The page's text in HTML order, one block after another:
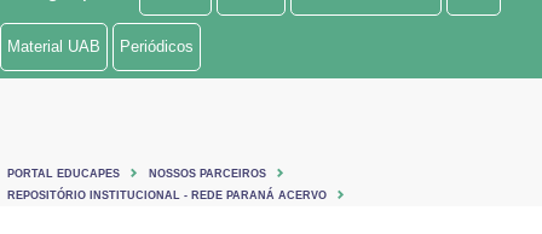
Ministério de Minas e Energia
Ministério do Turismo
Material UAB Periódicos
PORTAL EDUCAPES
NOSSOS PARCEIROS
REPOSITÓRIO INSTITUCIONAL - REDE PARANÁ ACERVO